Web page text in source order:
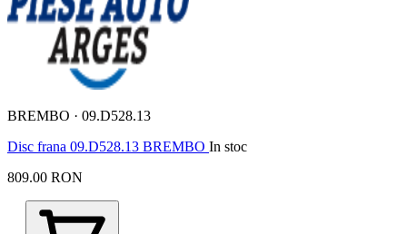
BREMBO · 09.D528.13
Disc frana 09.D528.13 BREMBO In stoc
809.00 RON